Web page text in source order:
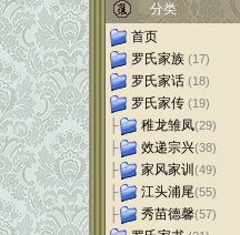
分类
首页
罗氏家族 (17)
罗氏家话 (18)
罗氏家传 (19)
├ 稚龙雏凤(29)
├ 效递宗兴(38)
├ 家风家训 (49)
├ 江头浦尾(55)
├ 秀苗德馨(57)